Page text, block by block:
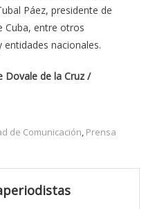
Páez, presidente de
Cuba, entre otros
nacionales.
Dovale de la Cruz /
de Comunicación, Prensa